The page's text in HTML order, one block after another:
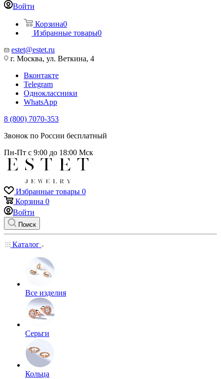
Войти
Корзина0
Избранные товары0
estet@estet.ru
г. Москва, ул. Веткина, 4
Вконтакте
Telegram
Одноклассники
WhatsApp
8 (800) 7070-353
Звонок по России бесплатный
Пн-Пт с 9:00 до 18:00 Мск
Избранные товары 0
Корзина 0
Войти
Поиск
Каталог
Все изделия
Серьги
Кольца